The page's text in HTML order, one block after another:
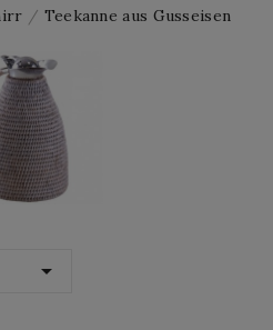
Teekanne aus Gusseisen
